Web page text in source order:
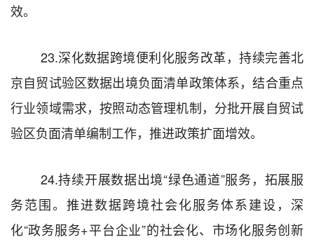
效。
23.深化数据跨境便利化服务改革，持续完善北
京自贸试验区数据出境负面清单政策体系，结合重点
行业领域需求，按照动态管理机制，分批开展自贸试
验区负面清单编制工作，推进政策扩面增效。
24.持续开展数据出境“绿色通道”服务，拓展服
务范围。 推进数据跨境社会化服务体系建设，深
化“政务服务+平台企业”的社会化、市场化服务创新